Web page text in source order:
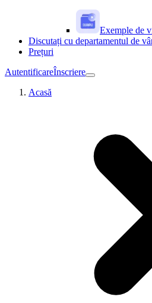
Exemple de
Discutați cu departamentul de
Prețuri
AutentificareÎnscriere
Acasă